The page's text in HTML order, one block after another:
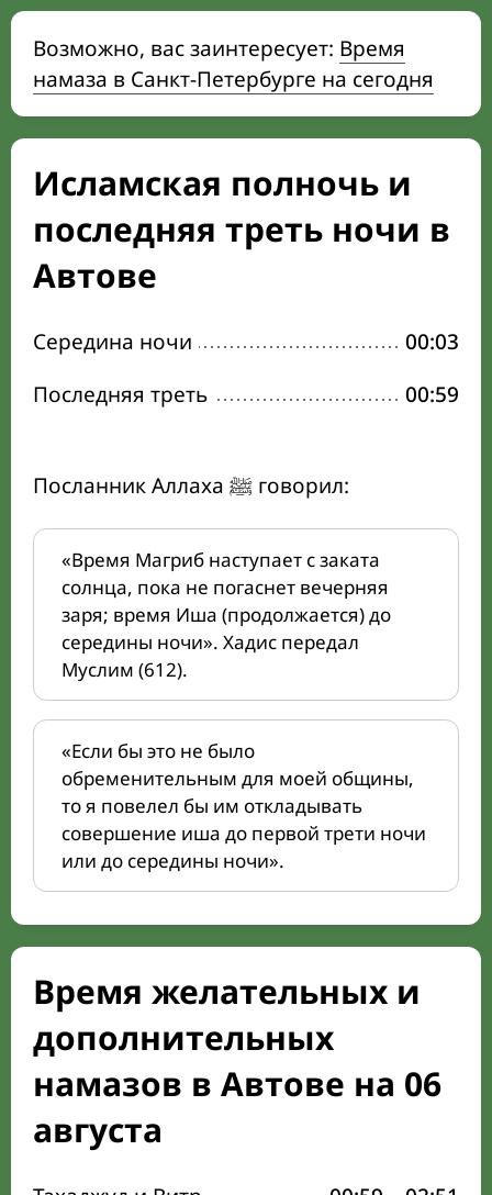
Возможно, вас заинтересует: Время
намаза в Санкт-Петербурге на сегодня
Исламская полночь и
последняя треть ночи в
Автове
Середина ночи
00:03
Последняя треть
00:59
Посланник Аллаха ﷺ говорил:
«Время Магриб наступает с заката
солнца, пока не погаснет вечерняя
заря; время Иша (продолжается) до
середины ночи». Хадис передал
Муслим (612).
«Если бы это не было
обременительным для моей общины,
то я повелел бы им откладывать
совершение иша до первой трети ночи
или до середины ночи».
Время желательных и
дополнительных
намазов в Автове на 06
августа